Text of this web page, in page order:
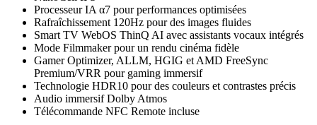
Processeur IA α7 pour performances optimisées
Rafraîchissement 120Hz pour des images fluides
Smart TV WebOS ThinQ AI avec assistants vocaux intégrés
Mode Filmmaker pour un rendu cinéma fidèle
Gamer Optimizer, ALLM, HGIG et AMD FreeSync
Premium/VRR pour gaming immersif
Technologie HDR10 pour des couleurs et contrastes précis
Audio immersif Dolby Atmos
Télécommande NFC Remote incluse